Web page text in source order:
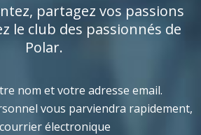
partagez vos passions
le club des passionnés de
Polar.
nom et votre adresse email.
vous parviendra rapidement,
électronique